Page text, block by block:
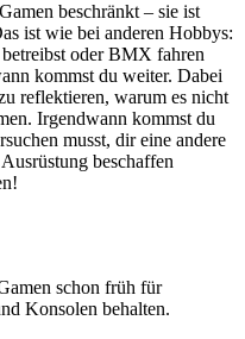
beschränkt – sie ist
ist wie bei anderen Hobbys:
oder BMX fahren
kommst du weiter. Dabei
reflektieren, warum es nicht
Irgendwann kommst du
musst, dir eine andere
beschaffen
schon früh für
Konsolen behalten.